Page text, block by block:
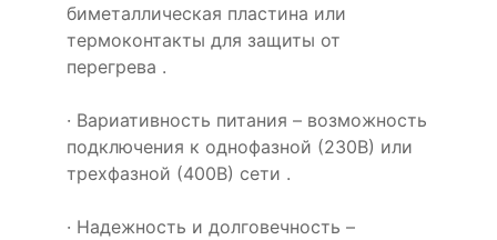
биметаллическая пластина или
термоконтакты для защиты от
перегрева .
· Вариативность питания – возможность
подключения к однофазной (230В) или
трехфазной (400В) сети .
· Надежность и долговечность –